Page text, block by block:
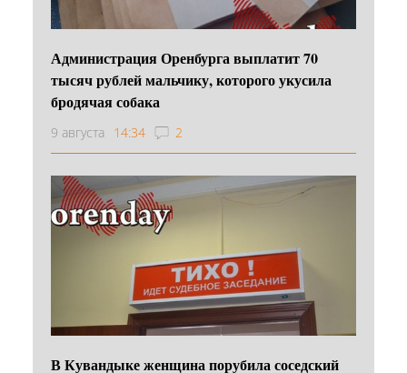
Администрация Оренбурга выплатит 70
тысяч рублей мальчику, которого укусила
бродячая собака
9 августа 14:34 2
В Кувандыке женщина порубила соседский